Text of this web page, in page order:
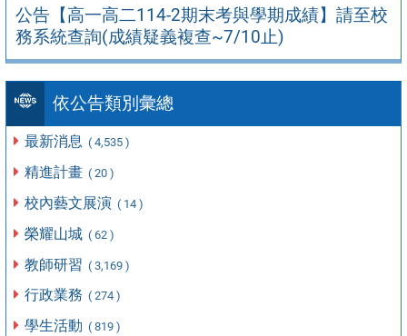
公告【高一高二114-2期末考與學期成績】請至校
務系統查詢(成績疑義複查~7/10止)
依公告類別彙總
最新消息 ( 4,535 )
精進計畫 ( 20 )
校內藝文展演 ( 14 )
榮耀山城 ( 62 )
教師研習 ( 3,169 )
行政業務 ( 274 )
學生活動 ( 819 )